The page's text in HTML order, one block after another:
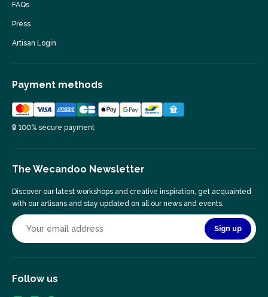
FAQs
Press
Artisan Login
Payment methods
🔒 100% secure payment
The Wecandoo Newsletter
Discover our latest workshops and creative inspiration, get acquainted
with our artisans and stay updated on all our news and events.
Sign up
Follow us